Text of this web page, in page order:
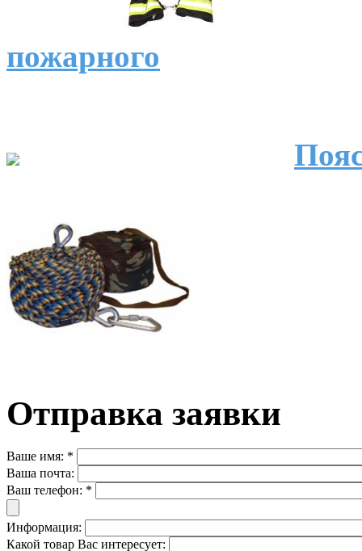
пожарного
Отправка заявки
Ваше имя: *
Ваша почта:
Ваш телефон: *
Информация:
Какой товар Вас интересует: